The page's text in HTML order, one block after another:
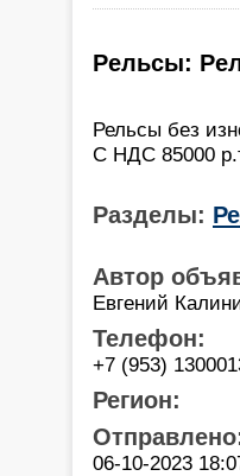
Рельсы:
Рельсы без
С НДС 85000
Разделы:
Автор
Евгений
Телефон:
+7 (953)
Регион:
06-10-2023